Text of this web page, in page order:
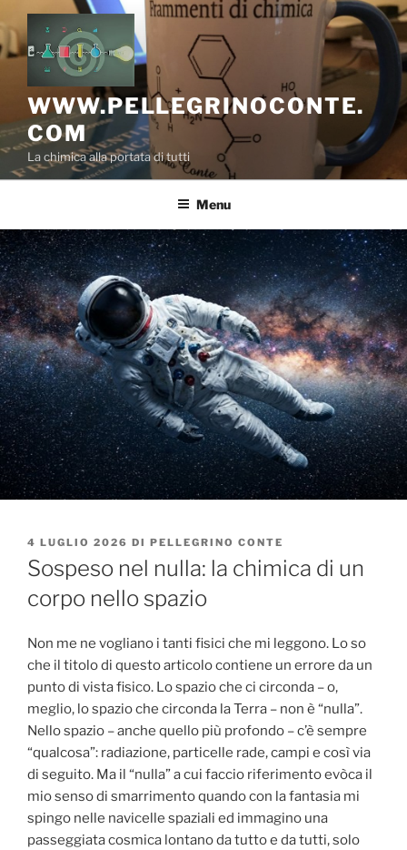
Salta
al
contenuto
WWW.PELLEGRINOCONTE.
COM
La chimica alla portata di tutti
Menu
PUBBLICATO
IL
4 LUGLIO 2026 DI PELLEGRINO CONTE
Sospeso nel nulla: la chimica di un
corpo nello spazio
Non me ne vogliano i tanti fisici che mi leggono. Lo so
che il titolo di questo articolo contiene un errore da un
punto di vista fisico. Lo spazio che ci circonda – o,
meglio, lo spazio che circonda la Terra – non è “nulla”.
Nello spazio – anche quello più profondo – c’è sempre
“qualcosa”: radiazione, particelle rade, campi e così via
di seguito. Ma il “nulla” a cui faccio riferimento evòca il
mio senso di smarrimento quando con la fantasia mi
spingo nelle navicelle spaziali ed immagino una
passeggiata cosmica lontano da tutto e da tutti, solo